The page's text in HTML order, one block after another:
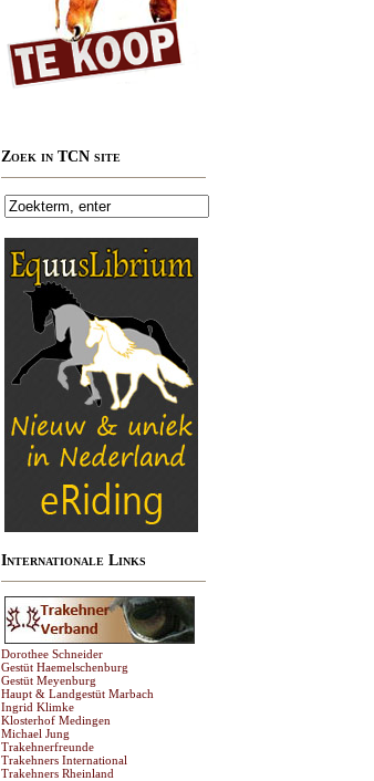
Zoek in TCN site
Internationale Links
Dorothee Schneider
Gestüt Haemelschenburg
Gestüt Meyenburg
Haupt & Landgestüt Marbach
Ingrid Klimke
Klosterhof Medingen
Michael Jung
Trakehnerfreunde
Trakehners International
Trakehners Rheinland